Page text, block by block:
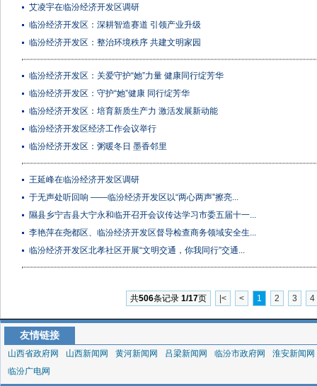
艾凌宇在临汾经济开发区调研
临汾经济开发区：深耕智造赛道 引领产业升级
临汾经济开发区：整治环境秩序 共建文明家园
临汾经济开发区：关爱守护“她”力量 健康同行绽芳华
临汾经济开发区：守护“她”健康 同行绽芳华
临汾经济开发区：培育新质生产力 激活发展新动能
临汾经济开发区经济工作会议举行
临汾经济开发区：粥暖冬日 墨香邻里
王延峰在临汾经济开发区调研
于无声处听回响 ——临汾经济开发区以“两心两声”擦亮...
隰县乡宁吉县大宁永和临开召开会议传达学习市委五届十一...
李艳萍在尧都区、临汾经济开发区督导检查商务领域安全生...
临汾经济开发区北孝社区开展“文明交通，你我同行”交通...
|< < 1 2 3 4
共506条记录 1/17页
友情链接
山西省政府网 山西新闻网 黄河新闻网 吕梁新闻网 临汾市政府网
淮安新闻网
临汾广电网